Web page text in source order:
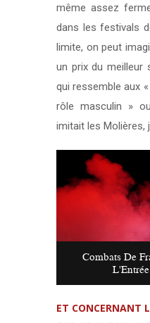
même assez
dans les festivals
limite, on peut
un prix du meilleur
qui ressemble aux
rôle masculin »
imitait les Molières,
Combats De
ET CONCERNANT